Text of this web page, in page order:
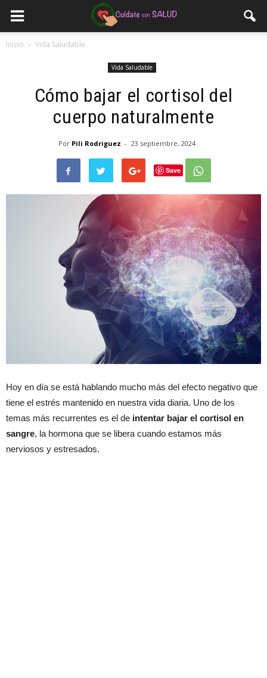
Inicio Vida Saludable
Vida Saludable
Cómo bajar el cortisol del
cuerpo naturalmente
Por Pili Rodriguez - 23 septiembre, 2024
Save
Hoy en día se está hablando mucho más del efecto negativo que
tiene el estrés mantenido en nuestra vida diaria. Uno de los
temas más recurrentes es el de intentar bajar el cortisol en
sangre, la hormona que se libera cuando estamos más
nerviosos y estresados.